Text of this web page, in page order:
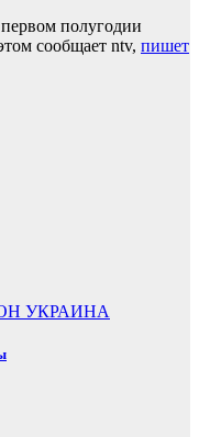
полугодии
сообщает ntv, пишет
УКРАИНА